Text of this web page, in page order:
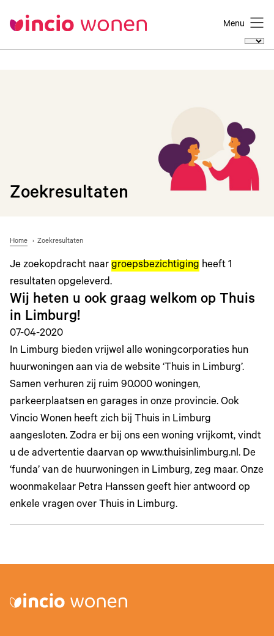
Menu
Zoekresultaten
Home Zoekresultaten
Je zoekopdracht naar groepsbezichtiging heeft 1
resultaten opgeleverd.
Wij heten u ook graag welkom op Thuis
in Limburg!
07-04-2020
In Limburg bieden vrijwel alle woningcorporaties hun
huurwoningen aan via de website ‘Thuis in Limburg’.
Samen verhuren zij ruim 90.000 woningen,
parkeerplaatsen en garages in onze provincie. Ook
Vincio Wonen heeft zich bij Thuis in Limburg
aangesloten. Zodra er bij ons een woning vrijkomt, vindt
u de advertentie daarvan op www.thuisinlimburg.nl. De
‘funda’ van de huurwoningen in Limburg, zeg maar. Onze
woonmakelaar Petra Hanssen geeft hier antwoord op
enkele vragen over Thuis in Limburg.